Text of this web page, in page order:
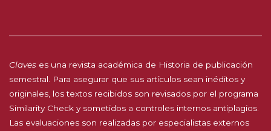
Claves es una revista académica de Historia de publicación
semestral. Para asegurar que sus artículos sean inéditos y
originales, los textos recibidos son revisados por el programa
Similarity Check y sometidos a controles internos antiplagios.
Las evaluaciones son realizadas por especialistas externos